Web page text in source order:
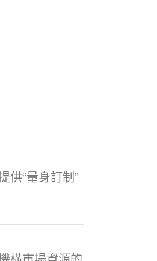
供“量身訂制”